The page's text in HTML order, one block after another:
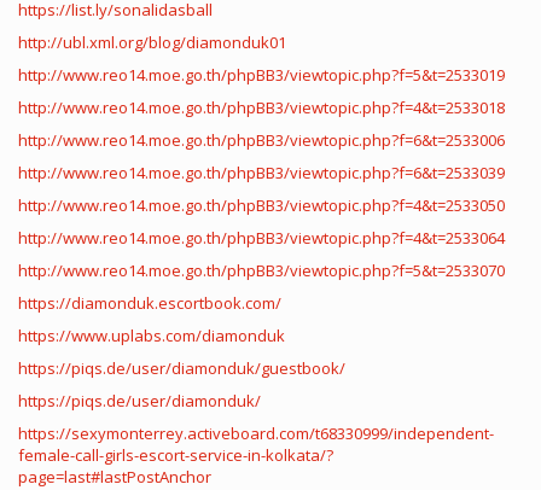
https://list.ly/sonalidasball
http://ubl.xml.org/blog/diamonduk01
http://www.reo14.moe.go.th/phpBB3/viewtopic.php?f=5&t=2533019
http://www.reo14.moe.go.th/phpBB3/viewtopic.php?f=4&t=2533018
http://www.reo14.moe.go.th/phpBB3/viewtopic.php?f=6&t=2533006
http://www.reo14.moe.go.th/phpBB3/viewtopic.php?f=6&t=2533039
http://www.reo14.moe.go.th/phpBB3/viewtopic.php?f=4&t=2533050
http://www.reo14.moe.go.th/phpBB3/viewtopic.php?f=4&t=2533064
http://www.reo14.moe.go.th/phpBB3/viewtopic.php?f=5&t=2533070
https://diamonduk.escortbook.com/
https://www.uplabs.com/diamonduk
https://piqs.de/user/diamonduk/guestbook/
https://piqs.de/user/diamonduk/
https://sexymonterrey.activeboard.com/t68330999/independent-
female-call-girls-escort-service-in-kolkata/?
page=last#lastPostAnchor